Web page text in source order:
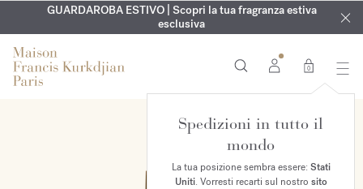
ESCLUSIVO | Scopri la nuova fragranza OUDvelvet moodnel
tuo ordine*
INCISIONE GRATUITA | Su tutte le fragranze e gli oli per il
corpo fino al 9 agosto
GUARDAROBA ESTIVO | Scopri la tua fragranza estiva
esclusiva
0
Spedizioni in tutto il
mondo
La tua posizione sembra essere: Stati
Uniti. Vorresti recarti sul nostro sito